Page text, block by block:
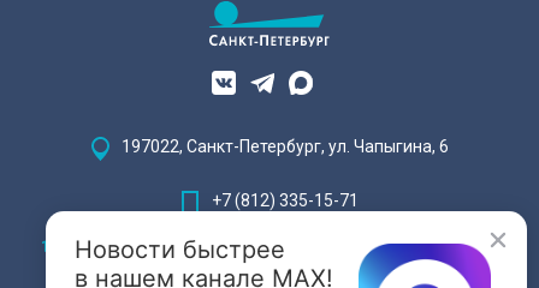
Новости быстрее
в нашем канале MAX!
197022, Санкт-Петербург, ул. Чапыгина, 6
+7 (812) 335-15-71
Внимание! Отдельные видеоматериалы, размещенные на настоящем
сайте, могут содержать информацию, предназначенную для лиц,
достигших 18 лет.